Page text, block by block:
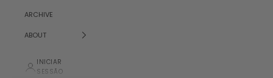
ARCHIVE
ABOUT
INICIAR
SESSÃO